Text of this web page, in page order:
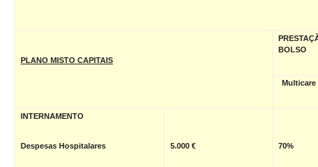
PLANO MISTO CAPITAIS
BOLSO
INTERNAMENTO
Despesas Hospitalares 5.000 € 70%